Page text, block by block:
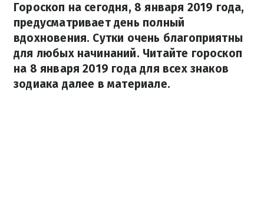
Гороскоп на сегодня, 8 января 2019 года,
предусматривает день полный
вдохновения. Сутки очень благоприятны
для любых начинаний. Читайте гороскоп
на 8 января 2019 года для всех знаков
зодиака далее в материале.